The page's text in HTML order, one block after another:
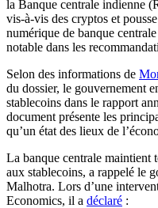
la Banque centrale indienne
vis-à-vis des cryptos et
numérique de banque
notable dans les
Selon des informations de
du dossier, le gouvernement
stablecoins dans le rapport
document présente les
qu’un état des lieux de
La banque centrale maintient
aux stablecoins, a rappelé le
Malhotra. Lors d’une
Economics, il a déclaré :